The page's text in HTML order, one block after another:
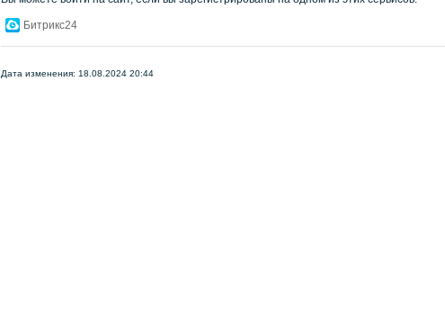
Битрикс24
Дата изменения: 18.08.2024 20:44